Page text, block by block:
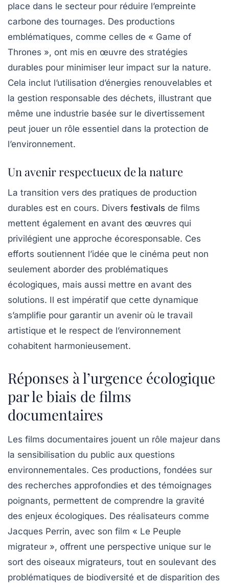
place dans le secteur pour réduire l’empreinte
carbone des tournages. Des productions
emblématiques, comme celles de « Game of
Thrones », ont mis en œuvre des stratégies
durables pour minimiser leur impact sur la nature.
Cela inclut l’utilisation d’énergies renouvelables et
la gestion responsable des déchets, illustrant que
même une industrie basée sur le divertissement
peut jouer un rôle essentiel dans la protection de
l’environnement.
Un avenir respectueux de la nature
La transition vers des pratiques de production
durables est en cours. Divers festivals de films
mettent également en avant des œuvres qui
privilégient une approche écoresponsable. Ces
efforts soutiennent l’idée que le cinéma peut non
seulement aborder des problématiques
écologiques, mais aussi mettre en avant des
solutions. Il est impératif que cette dynamique
s’amplifie pour garantir un avenir où le travail
artistique et le respect de l’environnement
cohabitent harmonieusement.
Réponses à l’urgence écologique
par le biais de films
documentaires
Les films documentaires jouent un rôle majeur dans
la sensibilisation du public aux questions
environnementales. Ces productions, fondées sur
des recherches approfondies et des témoignages
poignants, permettent de comprendre la gravité
des enjeux écologiques. Des réalisateurs comme
Jacques Perrin, avec son film « Le Peuple
migrateur », offrent une perspective unique sur le
sort des oiseaux migrateurs, tout en soulevant des
problématiques de biodiversité et de disparition des